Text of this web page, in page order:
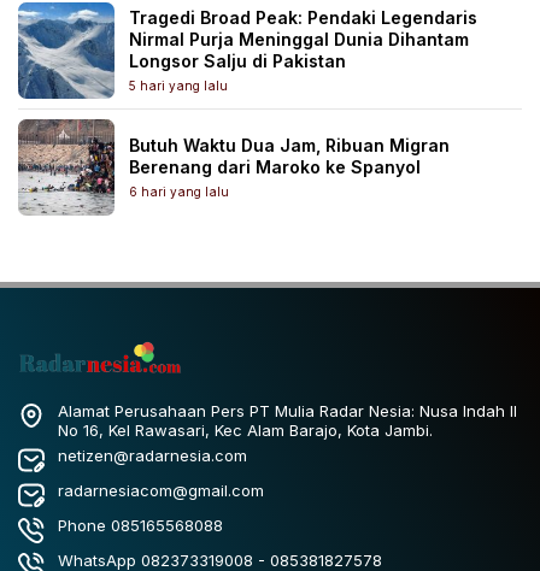
Tragedi Broad Peak: Pendaki Legendaris
Nirmal Purja Meninggal Dunia Dihantam
Longsor Salju di Pakistan
5 hari yang lalu
Butuh Waktu Dua Jam, Ribuan Migran
Berenang dari Maroko ke Spanyol
6 hari yang lalu
Alamat Perusahaan Pers PT Mulia Radar Nesia: Nusa Indah II
No 16, Kel Rawasari, Kec Alam Barajo, Kota Jambi.
netizen@radarnesia.com
radarnesiacom@gmail.com
Phone 085165568088
WhatsApp 082373319008 - 085381827578